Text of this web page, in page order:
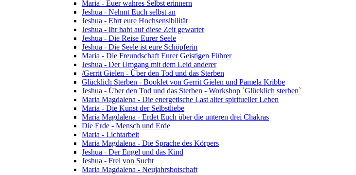
Maria - Euer wahres Selbst erinnern
Jeshua - Nehmt Euch selbst an
Jeshua - Ehrt eure Hochsensibilität
Jeshua - Ihr habt auf diese Zeit gewartet
Jeshua - Die Reise Eurer Seele
Jeshua - Die Seele ist eure Schöpferin
Maria - Die Freundschaft Eurer Geistigen Führer
Jeshua - Der Umgang mit dem Leid anderer
/Gerrit Gielen - Über den Tod und das Sterben
Glücklich Sterben - Booklet von Gerrit Gielen und Pamela Kribbe
Jeshua - Über den Tod und das Sterben - Workshop `Glücklich sterben`
Maria Magdalena - Die energetische Last alter spiritueller Leben
Maria - Die Kunst der Selbstliebe
Maria Magdalena - Erdet Euch über die unteren drei Chakras
Die Erde - Mensch und Erde
Maria - Lichtarbeit
Maria Magdalena - Die Sprache des Körpers
Jeshua - Der Engel und das Kind
Jeshua - Frei von Sucht
Maria Magdalena - Neujahrsbotschaft